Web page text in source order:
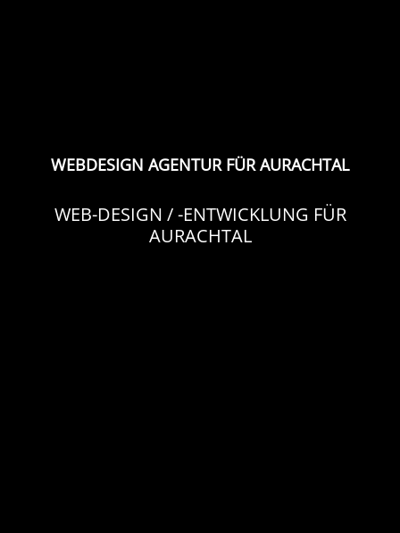
WEBDESIGN AGENTUR FÜR AURACHTAL
WEB-DESIGN / -ENTWICKLUNG FÜR
AURACHTAL